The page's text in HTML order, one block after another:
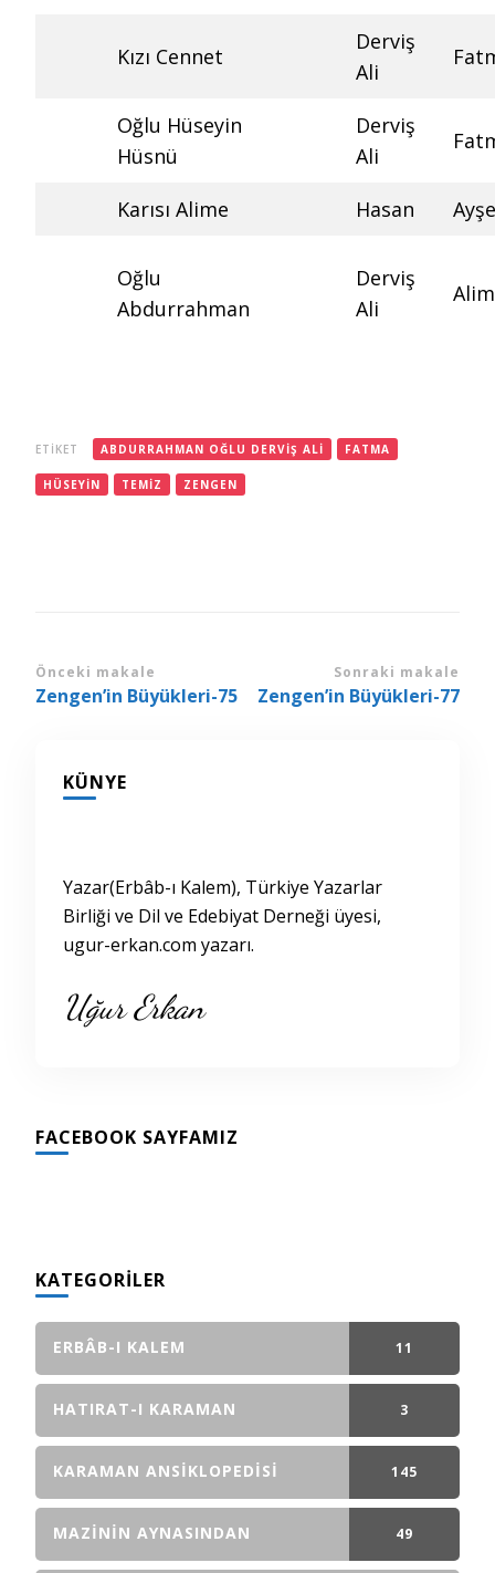
Kızı Cennet
Derviş
Ali
Oğlu Hüseyin
Hüsnü
Derviş
Ali
Karısı Alime Hasan Ayşe
Oğlu
Abdurrahman
Derviş
Ali
ETIKET ABDURRAHMAN OĞLU DERVIŞ ALI FATMA
HÜSEYIN TEMIZ ZENGEN
Yazı
dolaşımı
Önceki makale
Zengen’in Büyükleri-75
Sonraki makale
Zengen’in Büyükleri-77
KÜNYE
Yazar(Erbâb-ı Kalem), Türkiye Yazarlar
Birliği ve Dil ve Edebiyat Derneği üyesi,
ugur-erkan.com yazarı.
Uğur Erkan
FACEBOOK SAYFAMIZ
KATEGORILER
ERBÂB-I KALEM 11
GÖNDERI(LER)
HATIRAT-I KARAMAN 3
GÖNDERI(LER)
KARAMAN ANSIKLOPEDISI 145
GÖNDERI(LER)
MAZININ AYNASINDAN 49